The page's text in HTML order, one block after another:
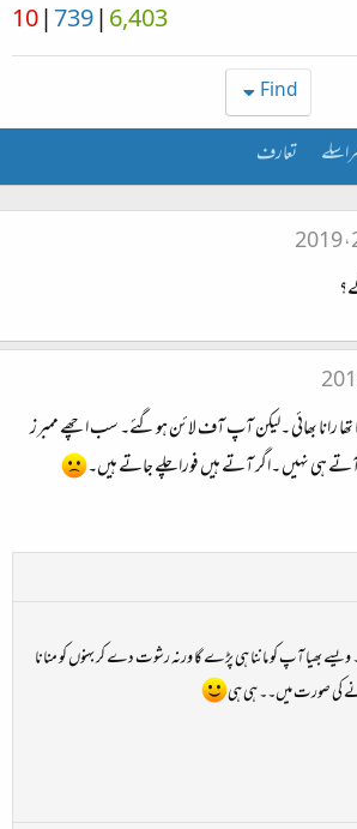
6,403
739
10
Find
تعارف
رانا بھائی ۔لیکن آپ آف لائن ہوگئے۔ سب اچھے ممبرز
ہی نہیں ۔اگر آتے ہیں فورا چلے جاتے ہیں۔
بھیا آپ کو ماننا ہی پڑے گا ورنہ رشوت دے کر بہنوں کو منانا
کی صورت میں۔۔ ہی ہی